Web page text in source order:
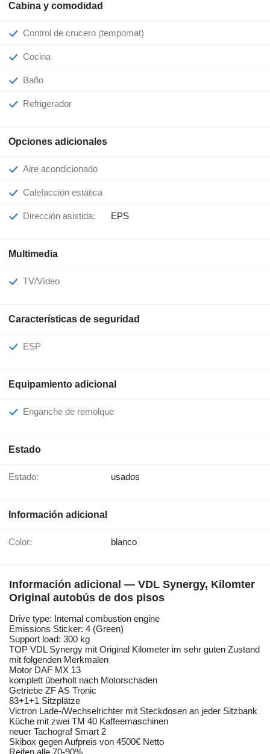
Cabina y comodidad
Control de crucero (tempomat)
Cocina
Baño
Refrigerador
Opciones adicionales
Aire acondicionado
Calefacción estática
Dirección asistida: EPS
Multimedia
TV/Vídeo
Características de seguridad
ESP
Equipamiento adicional
Enganche de remolque
Estado
Estado: usados
Información adicional
Color: blanco
Información adicional — VDL Synergy, Kilomter
Original autobús de dos pisos
Drive type: Internal combustion engine
Emissions Sticker: 4 (Green)
Support load: 300 kg
TOP VDL Synergy mit Original Kilometer im sehr guten Zustand
mit folgenden Merkmalen
Motor DAF MX 13
komplett überholt nach Motorschaden
Getriebe ZF AS Tronic
83+1+1 Sitzplätze
Victron Lade-/Wechselrichter mit Steckdosen an jeder Sitzbank
Küche mit zwei TM 40 Kaffeemaschinen
neuer Tachograf Smart 2
Skibox gegen Aufpreis von 4500€ Netto